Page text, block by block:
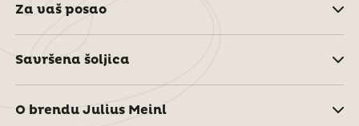
Za vaš posao
Savršena šoljica
O brendu Julius Meinl